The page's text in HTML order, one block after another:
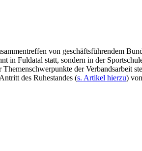
von geschäftsführendem
in Fuldatal statt, sondern in der
der Verbandsarbeit
des Ruhestandes (s. Artikel hierzu)